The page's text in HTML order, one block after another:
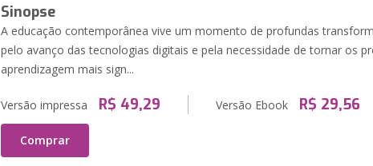
Sinopse
A educação contemporânea vive um momento de profundas
pelo avanço das tecnologias digitais e pela necessidade de tornar os
aprendizagem mais sign...
Versão impressa R$ 49,29 Versão Ebook R$ 29,56
Comprar